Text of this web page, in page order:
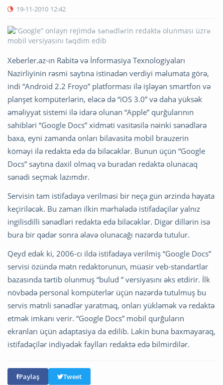
19-11-2010 12:42
Xeberler.az-ın Rabitə və İnformasiya Texnologiyaları
Nazirliyinin rəsmi saytına istinadən verdiyi məlumata görə,
indi “Android 2.2 Froyo” platforması ilə işləyən smartfon və
planşet kompüterlərin, eləcə də “iOS 3.0” və daha yüksək
əməliyyat sistemi ilə idarə olunan “Apple” qurğularının
sahibləri “Google Docs” xidməti vasitəsilə nəinki sənədlərə
baxa, eyni zamanda onları bilavasitə mobil brauzerin
köməyi ilə redaktə edə də biləcəklər. Bunun üçün “Google
Docs” saytına daxil olmaq və buradan redaktə olunacaq
sənədi seçmək lazımdır.
Servisin tam istifadəyə verilməsi bir neçə gün ərzində həyata
keçiriləcək. Bu zaman ilkin mərhələdə istifadəçilər yalnız
ingilisdilli sənədləri redaktə edə biləcəklər. Digər dillərin isə
bura bir qədər sonra əlavə olunacağı nəzərdə tutulur.
Qeyd edək ki, 2006-cı ildə istifadəyə verilmiş “Google Docs”
servisi özündə mətn redaktorunun, müasir veb-standartlar
bazasında tərtib olunmuş “bulud ” versiyasını əks etdirir. İlk
növbədə personal kompüterlər üçün nəzərdə tutulmuş bu
servis mətnli sənədlər yaratmaq, onları yükləmək və redaktə
etmək imkanı verir. “Google Docs” mobil qurğuların
ekranları üçün adaptasiya da edilib. Lakin buna baxmayaraq,
istifadəçilər indiyədək faylları redaktə edə bilmirdilər.
Paylaş Tweet